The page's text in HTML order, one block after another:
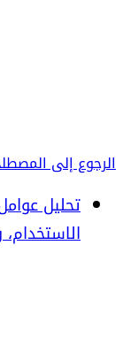
الرجوع إلى
الاستخدام،